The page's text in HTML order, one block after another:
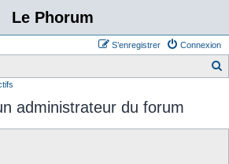
Le Phorum
Connexion
S’enregistrer
administrateur du forum